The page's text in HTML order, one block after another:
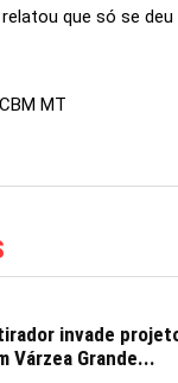
que só se
MT
invade
Várzea Grande...